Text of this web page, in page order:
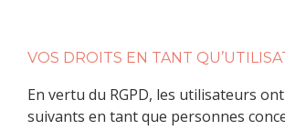
VOS DROITS EN TANT
En vertu du RGPD, les utilisateurs
suivants en tant que personnes